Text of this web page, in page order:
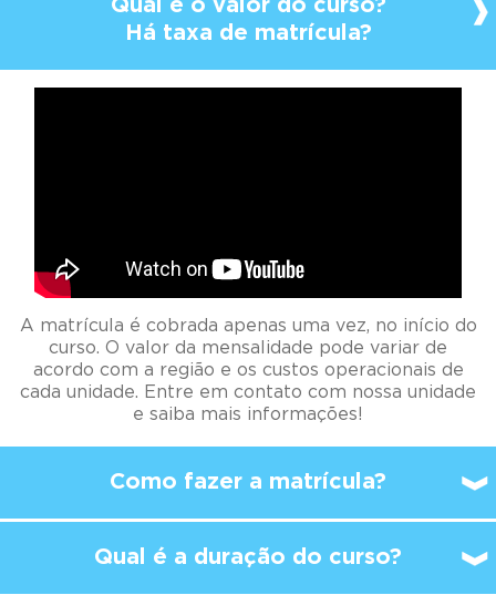
Qual é o valor do curso?
Há taxa de matrícula?
A matrícula é cobrada apenas uma vez, no início do
curso. O valor da mensalidade pode variar de
acordo com a região e os custos operacionais de
cada unidade. Entre em contato com nossa unidade
e saiba mais informações!
Como fazer a matrícula?
Qual é a duração do curso?